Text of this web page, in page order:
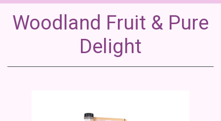
Woodland Fruit & Pure
Delight